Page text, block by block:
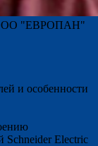
ООО "ЕВРОПАН"
и особенности
Schneider Electric